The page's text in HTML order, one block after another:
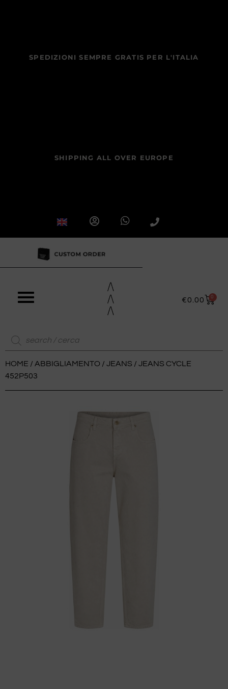
SPEDIZIONI SEMPRE GRATIS PER L'ITALIA
SHIPPING ALL OVER EUROPE
€0.00 0
HOME / ABBIGLIAMENTO / JEANS / JEANS CYCLE
452P503